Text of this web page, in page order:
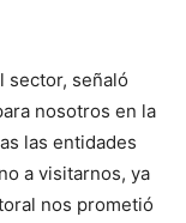
sector, señaló
nosotros en la
las entidades
a visitarnos, ya
nos prometió